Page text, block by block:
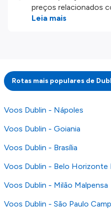
preços relacionados
produtos disponíveis
integridade ou pela
publicada, por isso
as condições no
fazer uma reserva.
os nossosTermos e
Leia mais
Rotas mais populares de
Voos Dublin - Nápoles
Voos Dublin - Goiania
Voos Dublin - Brasília
Voos Dublin - Belo Horizonte
Voos Dublin - Milão Malpensa
Voos Dublin - São Paulo